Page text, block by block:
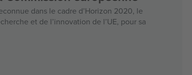
dans le cadre d’Horizon 2020, le
et de l’innovation de l’UE, pour sa